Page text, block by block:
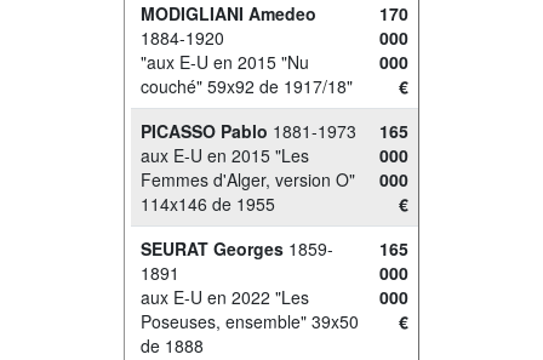
MODIGLIANI Amedeo
1884-1920
"aux E-U en 2015 "Nu
couché" 59x92 de 1917/18"
170
000
000
€
PICASSO Pablo 1881-1973
aux E-U en 2015 "Les
Femmes d'Alger, version O"
114x146 de 1955
165
000
000
€
SEURAT Georges 1859-
1891
aux E-U en 2022 "Les
Poseuses, ensemble" 39x50
de 1888
165
000
000
€